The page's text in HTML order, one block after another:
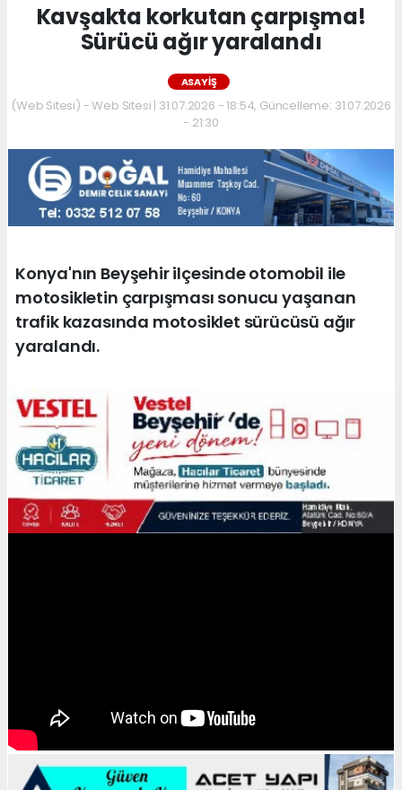
Kavşakta korkutan çarpışma!
Sürücü ağır yaralandı
ASAYIŞ
(Web Sitesi) - Web Sitesi | 31.07.2026 - 18:54, Güncelleme: 31.07.2026
- 21:30
Konya'nın Beyşehir ilçesinde otomobil ile
motosikletin çarpışması sonucu yaşanan
trafik kazasında motosiklet sürücüsü ağır
yaralandı.